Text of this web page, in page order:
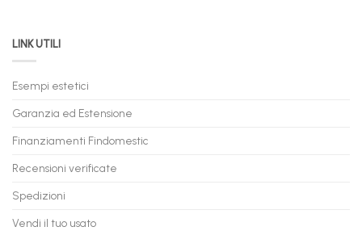
anche
a
in
con
LINK UTILI
Esempi estetici
Garanzia ed Estensione
Finanziamenti Findomestic
Recensioni verificate
Spedizioni
Vendi il tuo usato